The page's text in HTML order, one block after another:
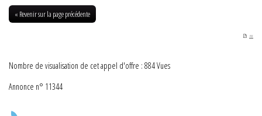
« Revenir sur la page précédente
PDF
Nombre de visualisation de cet appel d'offre : 884 Vues
Annonce n° 11344